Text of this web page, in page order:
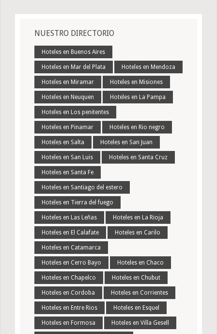
NUESTRO DIRECTORIO
Hoteles en Buenos Aires
Hoteles en Mar del Plata Hoteles en Mendoza
Hoteles en Miramar Hoteles en Misiones
Hoteles en Neuquen Hoteles en La Pampa
Hoteles en Los penitentes
Hoteles en Pinamar Hoteles en Rio negro
Hoteles en Salta Hoteles en San Juan
Hoteles en San Luis Hoteles en Santa Cruz
Hoteles en Santa Fe
Hoteles en Santiago del estero
Hoteles en Tierra del fuego
Hoteles en Las Leñas Hoteles en La Rioja
Hoteles en El Calafate Hoteles en Carilo
Hoteles en Catamarca
Hoteles en Cerro Bayo Hoteles en Chaco
Hoteles en Chapelco Hoteles en Chubut
Hoteles en Cordoba Hoteles en Corrientes
Hoteles en Entre Rios Hoteles en Esquel
Hoteles en Formosa Hoteles en Villa Gesell